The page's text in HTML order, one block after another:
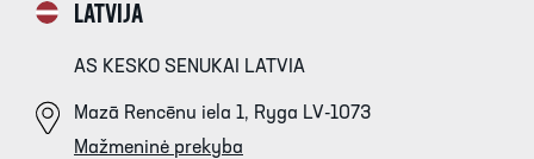
LATVIJA
AS KESKO SENUKAI LATVIA
Mazā Rencēnu iela 1, Ryga LV-1073
Mažmeninė prekyba